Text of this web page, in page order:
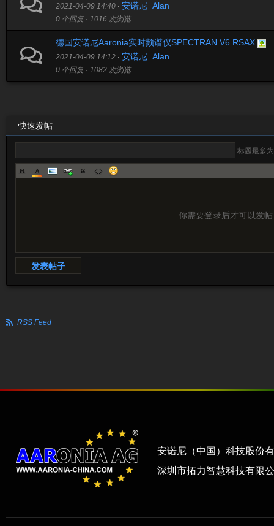
2021-04-09 14:40 · 安诺尼_Alan
0 个回复 · 1016 次浏览
德国安诺尼Aaronia实时频谱仪SPECTRAN V6 RSAX
2021-04-09 14:12 · 安诺尼_Alan
0 个回复 · 1082 次浏览
快速发帖
标题最多
你需要登录后才可以发
发表帖子
RSS Feed
安诺尼（中国）科技股份
深圳市拓力智慧科技有限